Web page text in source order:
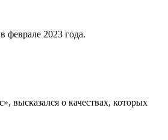
феврале 2023 года.
о качествах, которых